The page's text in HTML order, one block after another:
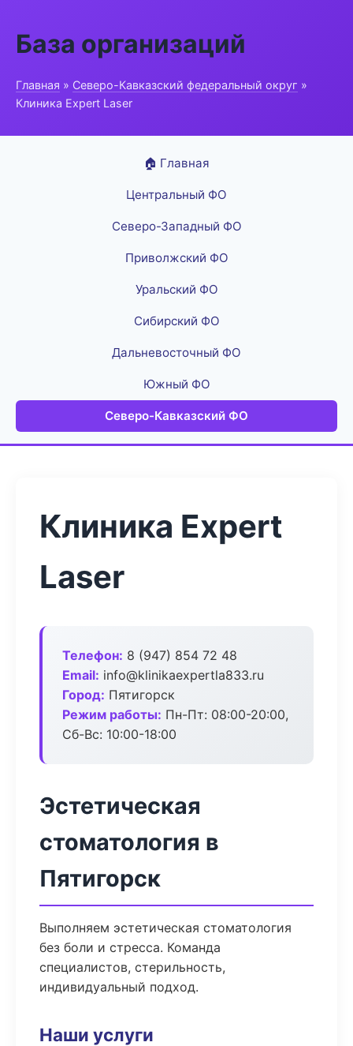
База организаций
Главная » Северо-Кавказский федеральный округ »
Клиника Expert Laser
🏠 Главная
Центральный ФО
Северо-Западный ФО
Приволжский ФО
Уральский ФО
Сибирский ФО
Дальневосточный ФО
Южный ФО
Северо-Кавказский ФО
Клиника Expert
Laser
Телефон: 8 (947) 854 72 48
Email: info@klinikaexpertla833.ru
Город: Пятигорск
Режим работы: Пн-Пт: 08:00-20:00,
Сб-Вс: 10:00-18:00
Эстетическая
стоматология в
Пятигорск
Выполняем эстетическая стоматология
без боли и стресса. Команда
специалистов, стерильность,
индивидуальный подход.
Наши услуги